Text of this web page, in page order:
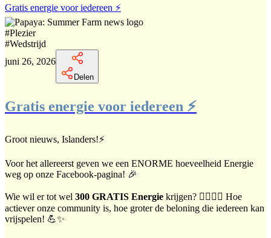
Gratis energie voor iedereen ⚡
#Plezier
#Wedstrijd
juni 26, 2026
Delen
Gratis energie voor iedereen ⚡
Groot nieuws, Islanders!⚡
Voor het allereerst geven we een ENORME hoeveelheid Energie
weg op onze Facebook-pagina! 🎉
Wie wil er tot wel 300 GRATIS Energie krijgen? 🙋‍♀️🙋‍♂️ Hoe
actiever onze community is, hoe groter de beloning die iedereen kan
vrijspelen! 💪✨